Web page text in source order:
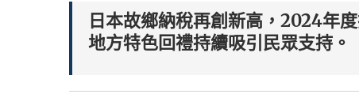
日本故鄉納稅再創新高，2024年
地方特色回禮持續吸引民眾支持。